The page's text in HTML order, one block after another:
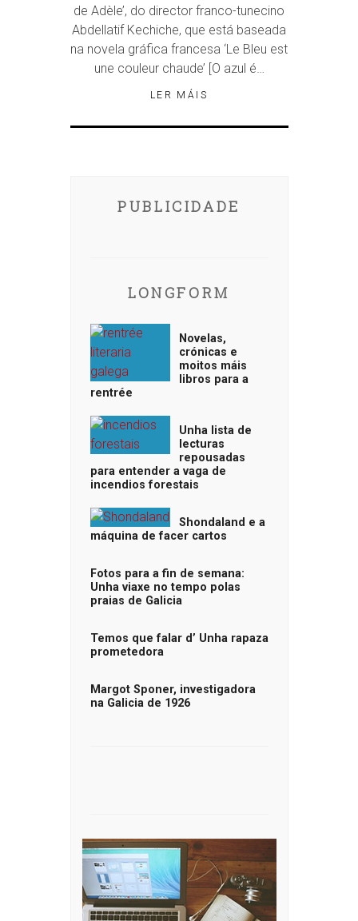
de Adèle’, do director franco-tunecino
Abdellatif Kechiche, que está baseada
na novela gráfica francesa ‘Le Bleu est
une couleur chaude’ [O azul é…
LER MÁIS
PUBLICIDADE
LONGFORM
Novelas,
crónicas e
moitos máis
libros para a
rentrée
Unha lista de
lecturas
repousadas
para entender a vaga de
incendios forestais
Shondaland e a
máquina de facer cartos
Fotos para a fin de semana:
Unha viaxe no tempo polas
praias de Galicia
Temos que falar d’ Unha rapaza
prometedora
Margot Sponer, investigadora
na Galicia de 1926